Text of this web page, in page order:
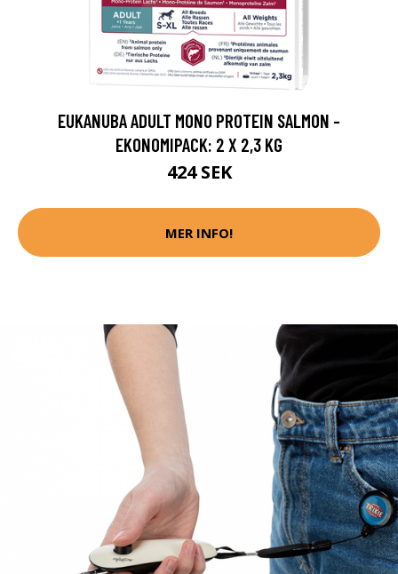
EUKANUBA ADULT MONO PROTEIN SALMON -
EKONOMIPACK: 2 X 2,3 KG
424 SEK
MER INFO!